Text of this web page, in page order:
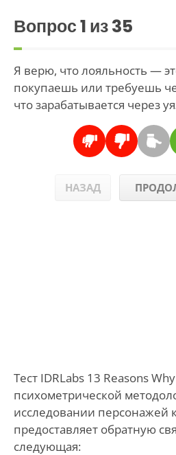
Вопрос1 из 35
Я верю, что лояльность —
покупаешь или требуешь
что зарабатывается через
НАЗАД
Тест IDRLabs 13 Reasons
психометрической
исследовании персонажей
предоставляет обратную
следующая: